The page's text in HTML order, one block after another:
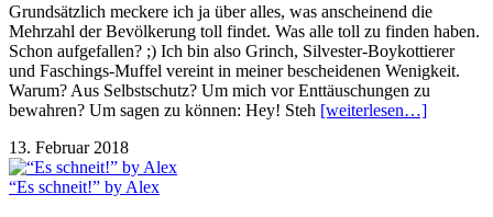
Grundsätzlich meckere ich ja über alles, was anscheinend die
Mehrzahl der Bevölkerung toll findet. Was alle toll zu finden haben.
Schon aufgefallen? ;) Ich bin also Grinch, Silvester-Boykottierer
und Faschings-Muffel vereint in meiner bescheidenen Wenigkeit.
Warum? Aus Selbstschutz? Um mich vor Enttäuschungen zu
bewahren? Um sagen zu können: Hey! Steh [weiterlesen…]
13. Februar 2018
“Es schneit!” by Alex